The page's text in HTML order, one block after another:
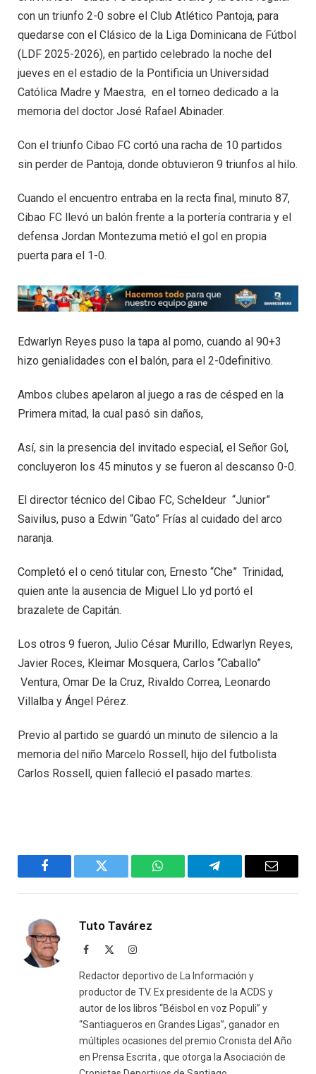
con un triunfo 2-0 sobre el Club Atlético Pantoja, para
quedarse con el Clásico de la Liga Dominicana de Fútbol
(LDF 2025-2026), en partido celebrado la noche del
jueves en el estadio de la Pontificia un Universidad
Católica Madre y Maestra, en el torneo dedicado a la
memoria del doctor José Rafael Abinader.
Con el triunfo Cibao FC cortó una racha de 10 partidos
sin perder de Pantoja, donde obtuvieron 9 triunfos al hilo.
Cuando el encuentro entraba en la recta final, minuto 87,
Cibao FC llevó un balón frente a la portería contraria y el
defensa Jordan Montezuma metió el gol en propia
puerta para el 1-0.
Edwarlyn Reyes puso la tapa al pomo, cuando al 90+3
hizo genialidades con el balón, para el 2-0definitivo.
Ambos clubes apelaron al juego a ras de césped en la
Primera mitad, la cual pasó sin daños,
Así, sin la presencia del invitado especial, el Señor Gol,
concluyeron los 45 minutos y se fueron al descanso 0-0.
El director técnico del Cibao FC, Scheldeur “Junior”
Saivilus, puso a Edwin “Gato” Frías al cuidado del arco
naranja.
Completó el o cenó titular con, Ernesto “Che” Trinidad,
quien ante la ausencia de Miguel Llo yd portó el
brazalete de Capitán.
Los otros 9 fueron, Julio César Murillo, Edwarlyn Reyes,
Javier Roces, Kleimar Mosquera, Carlos “Caballo”
Ventura, Omar De la Cruz, Rivaldo Correa, Leonardo
Villalba y Ángel Pérez.
Previo al partido se guardó un minuto de silencio a la
memoria del niño Marcelo Rossell, hijo del futbolista
Carlos Rossell, quien falleció el pasado martes.
Facebook Twitter WhatsAppTelegram Email
Tuto Tavárez
Facebook Instagram
Redactor deportivo de La Información y
productor de TV. Ex presidente de la ACDS y
autor de los libros “Béisbol en voz Populi” y
“Santiagueros en Grandes Ligas”, ganador en
múltiples ocasiones del premio Cronista del Año
en Prensa Escrita , que otorga la Asociación de